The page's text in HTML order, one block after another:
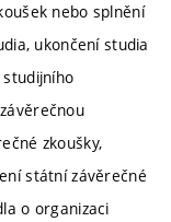
nebo splnění
ukončení studia
studijního
zkoušky,
státní závěrečné
o organizaci